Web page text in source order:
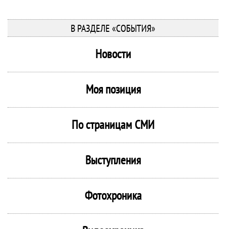
В РАЗДЕЛЕ «СОБЫТИЯ»
Новости
Моя позиция
По страницам СМИ
Выступления
Фотохроника